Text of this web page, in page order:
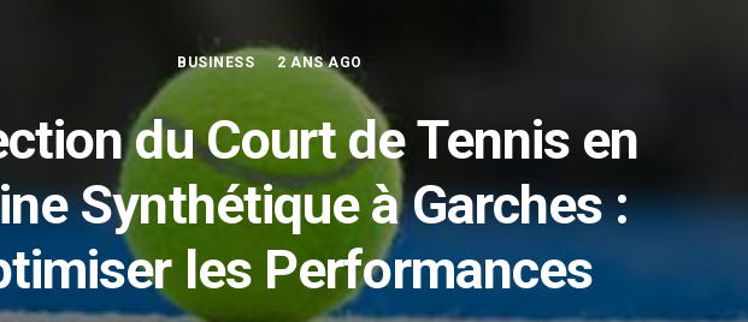
BUSINESS 2 ANS AGO
du Court de Tennis en
Synthétique à Garches :
les Performances